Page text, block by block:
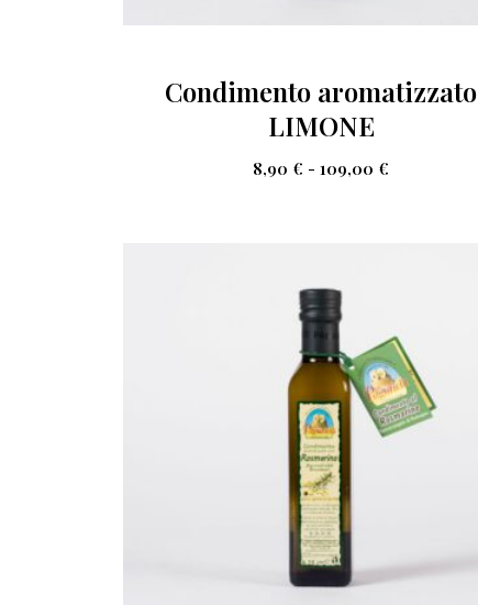
Condimento aromatizzato
LIMONE
8,90 € - 109,00 €